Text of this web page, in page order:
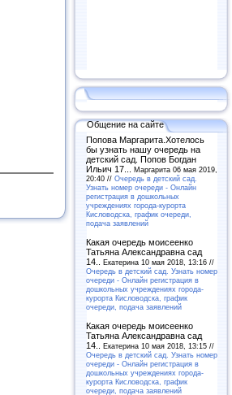
Общение на сайте
Попова Маргарита.Хотелось
бы узнать нашу очередь на
детский сад. Попов Богдан
Ильич 17... Маргарита 06 мая 2019,
20:40 // Очередь в детский сад.
Узнать номер очереди - Онлайн
регистрация в дошкольных
учреждениях города-курорта
Кисловодска, график очереди,
подача заявлений
Какая очередь моисеенко
Татьяна Александравна сад
14.. Екатерина 10 мая 2018, 13:16 //
Очередь в детский сад. Узнать номер
очереди - Онлайн регистрация в
дошкольных учреждениях города-
курорта Кисловодска, график
очереди, подача заявлений
Какая очередь моисеенко
Татьяна Александравна сад
14.. Екатерина 10 мая 2018, 13:15 //
Очередь в детский сад. Узнать номер
очереди - Онлайн регистрация в
дошкольных учреждениях города-
курорта Кисловодска, график
очереди, подача заявлений